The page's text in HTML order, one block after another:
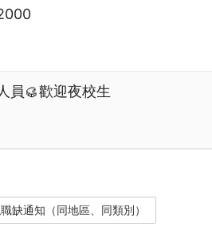
員🥮歡迎夜校生